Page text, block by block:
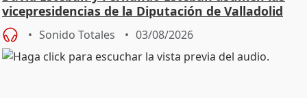
vicepresidencias de la Diputación de Valladolid
Sonido Totales 03/08/2026